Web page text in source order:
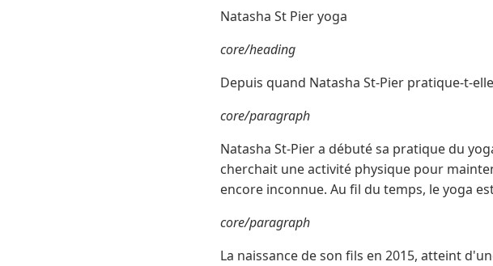
Natasha St Pier yoga
core/heading
Depuis quand Natasha St-Pier pratique-t-
core/paragraph
Natasha St-Pier a débuté sa pratique du
cherchait une activité physique pour
encore inconnue. Au fil du temps, le yoga
core/paragraph
La naissance de son fils en 2015, atteint